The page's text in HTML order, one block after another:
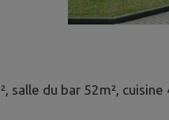
salle du bar 52m², cuisine